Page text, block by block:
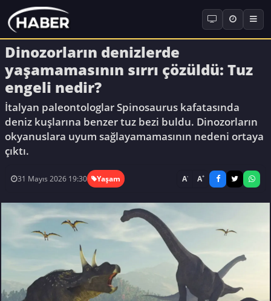
Dinozorların denizlerde
yaşamamasının sırrı çözüldü: Tuz
engeli nedir?
İtalyan paleontologlar Spinosaurus kafatasında
deniz kuşlarına benzer tuz bezi buldu. Dinozorların
okyanuslara uyum sağlayamamasının nedeni ortaya
çıktı.
31 Mayıs 2026 19:30 Yaşam A- A+